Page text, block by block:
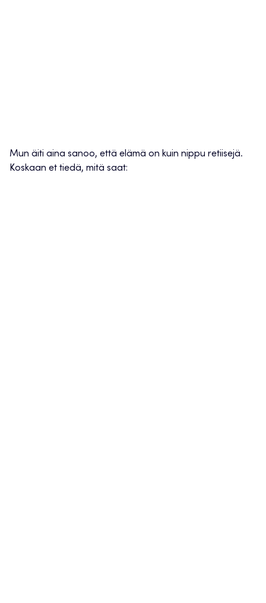
Mun äiti aina sanoo, että elämä on kuin nippu retiisejä.
Koskaan et tiedä, mitä saat: